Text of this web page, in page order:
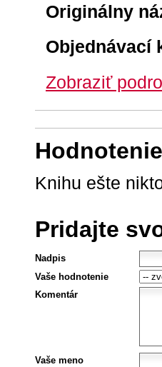
Originálny
Objednávací
Zobraziť
Knihu ešte
Pridajte
Nadpis
Vaše hodnotenie
Komentár
Vaše meno